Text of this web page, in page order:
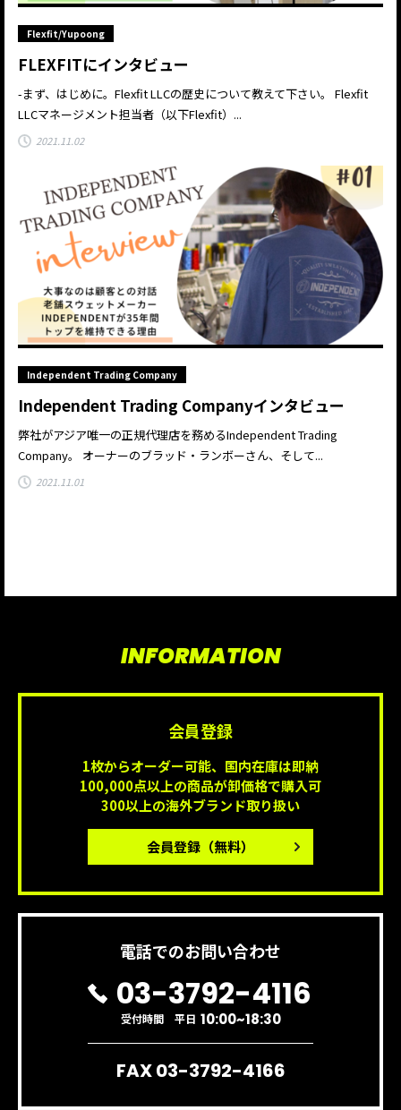
Flexfit/Yupoong
FLEXFITにインタビュー
-まず、はじめに。Flexfit LLCの歴史について教えて下さい。 Flexfit
LLCマネージメント担当者（以下Flexfit）...
2021.11.02
Independent Trading Company
Independent Trading Companyインタビュー
弊社がアジア唯一の正規代理店を務めるIndependent Trading
Company。 オーナーのブラッド・ランボーさん、そして...
2021.11.01
INFORMATION
会員登録
1枚からオーダー可能、国内在庫は即納
100,000点以上の商品が卸価格で購入可
300以上の海外ブランド取り扱い
会員登録 （無料）
電話でのお問い合わせ
03-3792-4116
受付時間 平日 10:00~18:30
FAX 03-3792-4166